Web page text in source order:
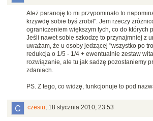
Ależ paranoję to mi przypominało to
krzywdę sobie byś zrobił". Jem rzeczy
ograniczeniem większym tych, co do których
Jeśli nawet sobie szkodzę to przynajmniej z
uważam, że u osoby jedzącej "wszystko po
redukcja o 1/5 - 1/4 + ewentualnie zestaw
rozwiązanie, ale tu jak sadzę pozostaniemy
zdaniach.
PS. Z tego, co widzę, funkcjonuje to pod
czesiu, 18 stycznia 2010, 23:53